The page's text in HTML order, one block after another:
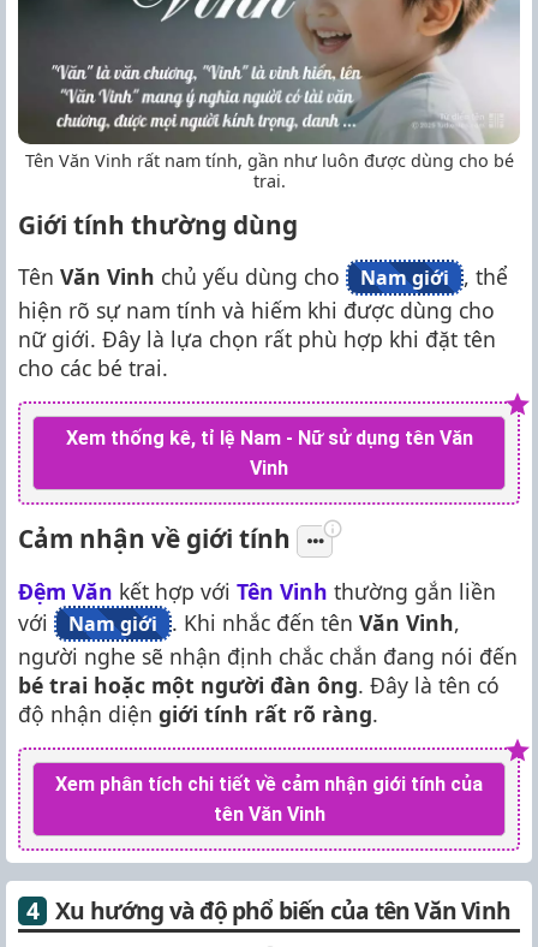
Tên Văn Vinh rất nam tính, gần như luôn được dùng cho bé
trai.
Giới tính thường dùng
Tên Văn Vinh chủ yếu dùng cho Nam giới
, thể
hiện rõ sự nam tính và hiếm khi được dùng cho
nữ giới. Đây là lựa chọn rất phù hợp khi đặt tên
cho các bé trai.
Xem thống kê, tỉ lệ Nam - Nữ sử dụng tên Văn
Vinh
Cảm nhận về giới tính
Đệm Văn kết hợp với Tên Vinh thường gắn liền
với
Nam giới . Khi nhắc đến tên Văn Vinh,
người nghe sẽ nhận định chắc chắn đang nói đến
bé trai hoặc một người đàn ông. Đây là tên có
độ nhận diện giới tính rất rõ ràng.
Xem phân tích chi tiết về cảm nhận giới tính của
tên Văn Vinh
Xu hướng và độ phổ biến của tên Văn Vinh